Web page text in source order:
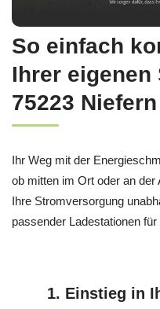
So einfach
Ihrer eigenen
75223
Ihr Weg mit der
ob mitten im Ort oder an
Ihre Stromversorgung
passender Ladestationen
1. Einstieg in